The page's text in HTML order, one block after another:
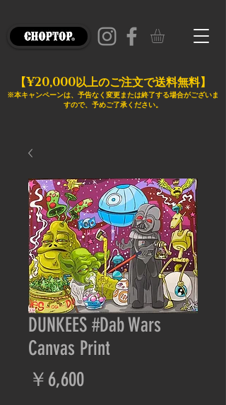
【¥20,000以上のご注文で送料無料】
※本キャンペーンは、予告なく変更または終了する場合がございま
すので、予めご了承ください。
DUNKEES #Dab Wars
Canvas Print
￥6,600価